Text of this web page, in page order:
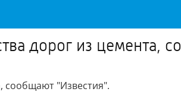
дорог из цемента,
сообщают "Известия".